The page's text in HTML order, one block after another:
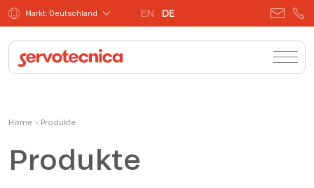
Markt: Deutschland EN DE
Home › Produkte
Produkte